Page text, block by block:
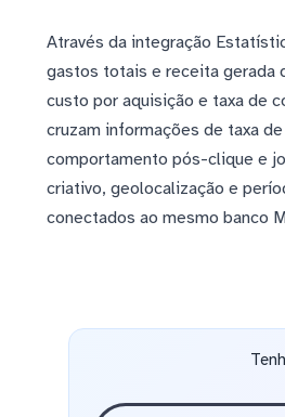
Através da integração
gastos totais e receita gerada
custo por aquisição e taxa de
cruzam informações de taxa
comportamento pós-clique e
criativo, geolocalização e
conectados ao mesmo banco